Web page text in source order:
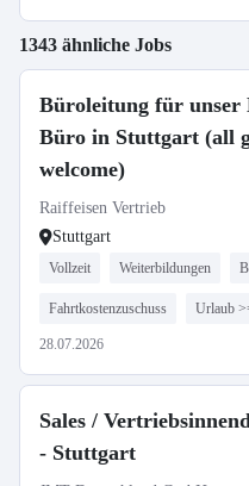
1343 ähnliche Jobs
Büroleitung für unser
Büro in Stuttgart (all
welcome)
Raiffeisen Vertrieb
Stuttgart
Vollzeit Weiterbildungen
Fahrtkostenzuschuss Urlaub
28.07.2026
Sales /
- Stuttgart